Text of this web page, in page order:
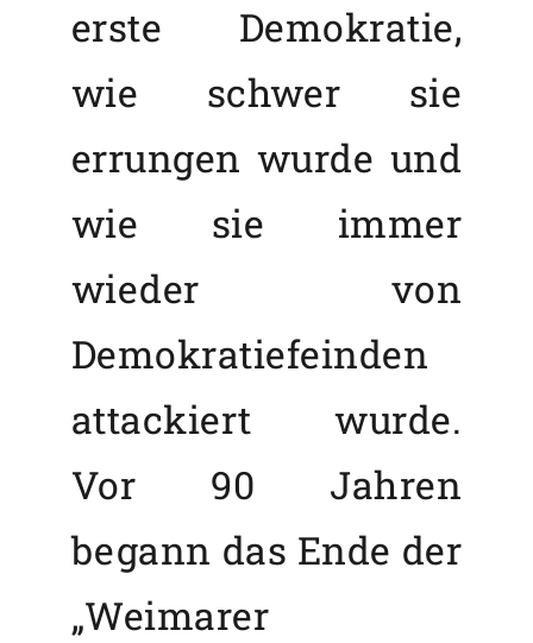
erste Demokratie,
wie schwer sie
errungen wurde und
wie sie immer
wieder von
Demokratiefeinden
attackiert wurde.
Vor 90 Jahren
begann das Ende der
„Weimarer